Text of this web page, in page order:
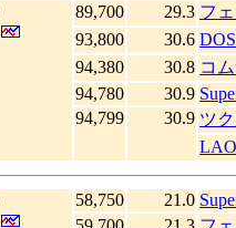
89,700 29.3 フ
93,800
30.6
94,380
30.8 コ
94,780
30.9
94,799
30.9 ツ
58,750 21.0